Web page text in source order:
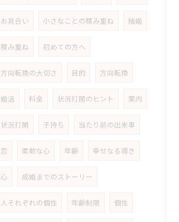
お見合い 小さなことの積み重ね 結婚
積み重ね 初めての方へ
方向転換の大切さ 目的 方向転換
婚活 料金 状況打開のヒント 案内
状況打開 子持ち 当たり前の出来事
恋 柔軟な心 年齢 幸せなる導き
心 成婚までのストーリー
人それぞれの個性 年齢制限 個性